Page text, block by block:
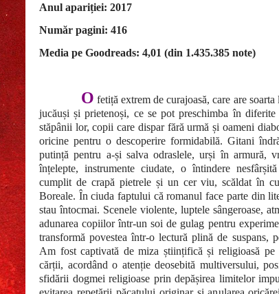
Anul apariției: 2017
Număr pagini: 416
Media pe Goodreads: 4,01 (din 1.435.385 note)
O fetiță extrem de curajoasă, care are
jucăuși și prietenoși, ce se pot preschimba în
stăpânii lor, copii care dispar fără urmă și oameni
oricine pentru o descoperire formidabilă. Gitani
putință pentru a-și salva odraslele, urși în armură,
înțelepte, instrumente ciudate, o întindere
cumplit de crapă pietrele și un cer viu, scăldat în
Boreale. În ciuda faptului că romanul face parte din
stau întocmai. Scenele violente, luptele sângeroase,
adunarea copiilor într-un soi de gulag pentru
transformă povestea într-o lectură plină de suspans,
Am fost captivată de miza științifică și religioasă pe
cărții, acordând o atenție deosebită multiversului,
sfidării dogmei religioase prin depășirea limitelor